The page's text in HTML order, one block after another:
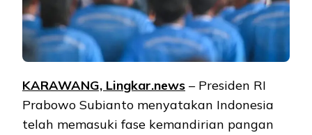
KARAWANG, Lingkar.news – Presiden RI
Prabowo Subianto menyatakan Indonesia
telah memasuki fase kemandirian pangan